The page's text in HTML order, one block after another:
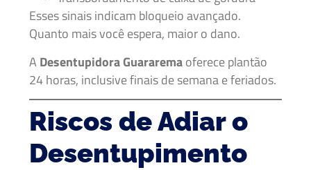
Esses sinais indicam bloqueio avançado.
Quanto mais você espera, maior o dano.
A Desentupidora Guararemaoferece plantão
24 horas, inclusive finais de semana e feriados.
Riscos de Adiar o
Desentupimento